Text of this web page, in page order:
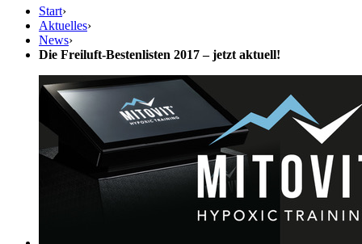
Start›
Aktuelles›
News›
Die Freiluft-Bestenlisten 2017 – jetzt aktuell!